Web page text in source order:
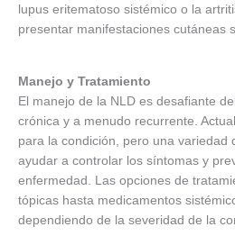
lupus eritematoso sistémico o la
presentar manifestaciones cutáneas
Manejo y Tratamiento
El manejo de la NLD es desafiante
crónica y a menudo recurrente.
para la condición, pero una variedad
ayudar a controlar los síntomas y
enfermedad. Las opciones de
tópicas hasta medicamentos
dependiendo de la severidad de la